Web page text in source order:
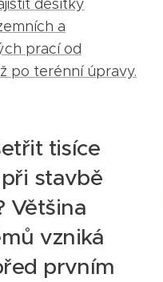
desítky
a
prací od
po terénní úpravy.
tisíce
stavbě
Většina
vzniká
prvním